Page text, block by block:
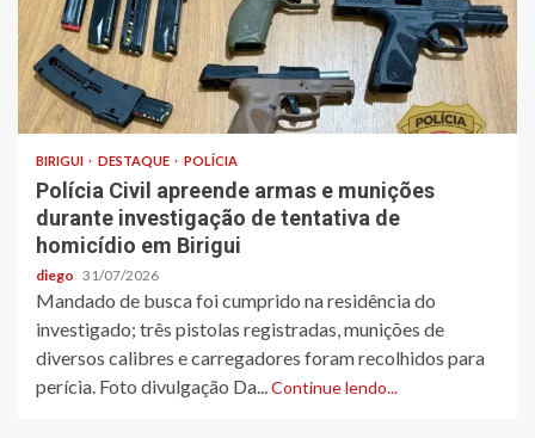
BIRIGUI DESTAQUE POLÍCIA
Polícia Civil apreende armas e munições
durante investigação de tentativa de
homicídio em Birigui
diego 31/07/2026
Mandado de busca foi cumprido na residência do
investigado; três pistolas registradas, munições de
diversos calibres e carregadores foram recolhidos para
perícia. Foto divulgação Da...Continue lendo...